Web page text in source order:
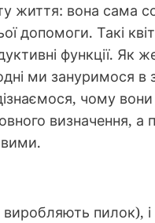
життя: вона сама
допомоги. Такі
функції. Як
ми зануримося
чому
визначення, а
пилок),